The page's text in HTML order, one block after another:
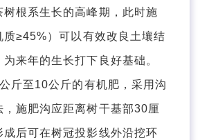
根系生长的高峰期，此时施
质≥45%）可以有效改良土壤结
来年的生长打下良好基础。
斤至10公斤的有机肥，采用沟
，施肥沟应距离树干基部30厘
后可在树冠投影线外沿挖环